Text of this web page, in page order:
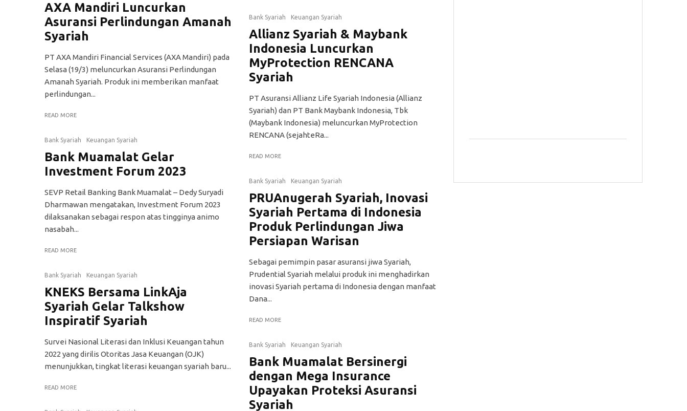
AXA Mandiri Luncurkan
Asuransi Perlindungan Amanah
Syariah
PT AXA Mandiri Financial Services (AXA Mandiri) pada
Selasa (19/3) meluncurkan Asuransi Perlindungan
Amanah Syariah. Produk ini memberikan manfaat
perlindungan...
READ MORE
Bank Syariah Keuangan Syariah
Bank Muamalat Gelar
Investment Forum 2023
SEVP Retail Banking Bank Muamalat – Dedy Suryadi
Dharmawan mengatakan, Investment Forum 2023
dilaksanakan sebagai respon atas tingginya animo
nasabah...
READ MORE
Bank Syariah Keuangan Syariah
KNEKS Bersama LinkAja
Syariah Gelar Talkshow
Inspiratif Syariah
Survei Nasional Literasi dan Inklusi Keuangan tahun
2022 yang dirilis Otoritas Jasa Keuangan (OJK)
menunjukkan, tingkat literasi keuangan syariah baru...
READ MORE
Bank Syariah Keuangan Syariah
Allianz Syariah & Maybank
Indonesia Luncurkan
MyProtection RENCANA
Syariah
PT Asuransi Allianz Life Syariah Indonesia (Allianz
Syariah) dan PT Bank Maybank Indonesia, Tbk
(Maybank Indonesia) meluncurkan MyProtection
RENCANA (sejahteRa...
READ MORE
Bank Syariah Keuangan Syariah
PRUAnugerah Syariah, Inovasi
Syariah Pertama di Indonesia
Produk Perlindungan Jiwa
Persiapan Warisan
Sebagai pemimpin pasar asuransi jiwa Syariah,
Prudential Syariah melalui produk ini menghadirkan
inovasi Syariah pertama di Indonesia dengan manfaat
Dana...
READ MORE
Bank Syariah Keuangan Syariah
Bank Muamalat Bersinergi
dengan Mega Insurance
Upayakan Proteksi Asuransi
Syariah